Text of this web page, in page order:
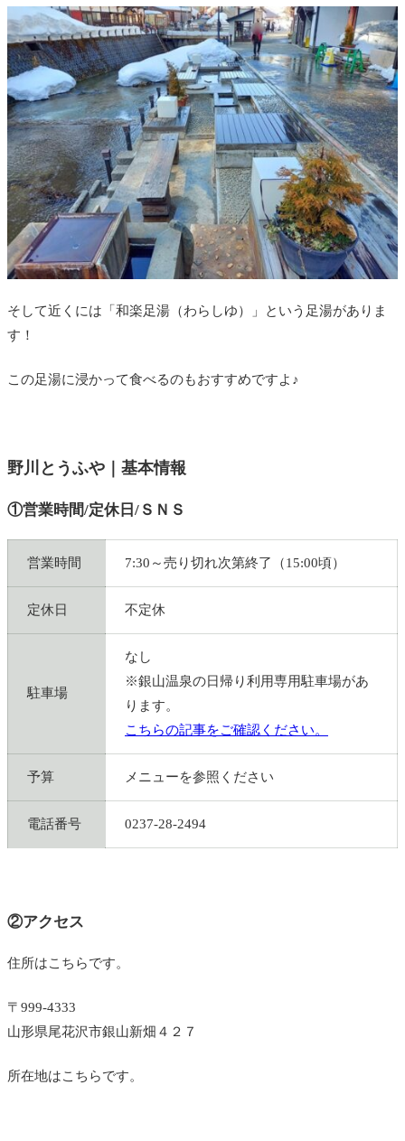
そして近くには「和楽足湯（わらしゆ）」という足湯がありま
す！
この足湯に浸かって食べるのもおすすめですよ♪
野川とうふや｜基本情報
①営業時間/定休日/ＳＮＳ
営業時間 7:30～売り切れ次第終了（15:00頃）
定休日 不定休
駐車場
なし
※銀山温泉の日帰り利用専用駐車場があ
ります。
こちらの記事をご確認ください。
予算 メニューを参照ください
電話番号 0237-28-2494
②アクセス
住所はこちらです。
〒999-4333
山形県尾花沢市銀山新畑４２７
所在地はこちらです。